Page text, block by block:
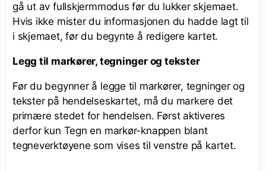
gå ut av fullskjermmodus før du lukker skjemaet.
Hvis ikke mister du informasjonen du hadde lagt til
i skjemaet, før du begynte å redigere kartet.
Legg til markører, tegninger og tekster
Før du begynner å legge til markører, tegninger og
tekster på hendelseskartet, må du markere det
primære stedet for hendelsen. Først aktiveres
derfor kun Tegn en markør-knappen blant
tegneverktøyene som vises til venstre på kartet.